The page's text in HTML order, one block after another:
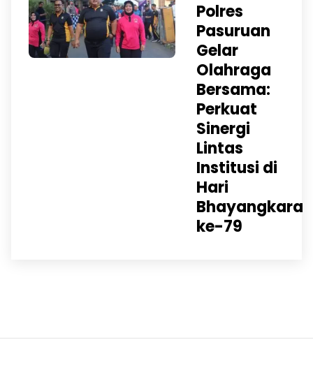
Polres
Pasuruan
Gelar
Olahraga
Bersama:
Perkuat
Sinergi
Lintas
Institusi di
Hari
Bhayangkara
ke-79